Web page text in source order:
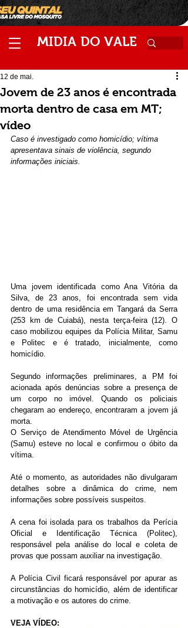
MIDIA DO VALE
Jovem de 23 anos é encontrada
morta dentro de casa em MT;
vídeo
12 de mai.
Caso é investigado como homicídio; vítima
apresentava sinais de violência, segundo
informações iniciais.
Uma jovem identificada como Ana Vitória da
Silva, de 23 anos, foi encontrada sem vida
dentro de uma residência em Tangará da Serra
(253 km de Cuiabá), nesta terça-feira (12). O
caso mobilizou equipes da Polícia Militar, Samu
e Politec e é tratado, inicialmente, como
homicídio.
Segundo informações preliminares, a PM foi
acionada após denúncias sobre a presença de
um corpo no imóvel. Quando os policiais
chegaram ao endereço, encontraram a jovem já
morta.
O Serviço de Atendimento Móvel de Urgência
(Samu) esteve no local e confirmou o óbito da
vítima.
Até o momento, as autoridades não divulgaram
detalhes sobre a dinâmica do crime, nem
informações sobre possíveis suspeitos.
A cena foi isolada para os trabalhos da Perícia
Oficial e Identificação Técnica (Politec),
responsável pela análise do local e coleta de
provas que possam auxiliar na investigação.
A Polícia Civil ficará responsável por apurar as
circunstâncias do homicídio, além de identificar
a motivação e os autores do crime.
VEJA VÍDEO: